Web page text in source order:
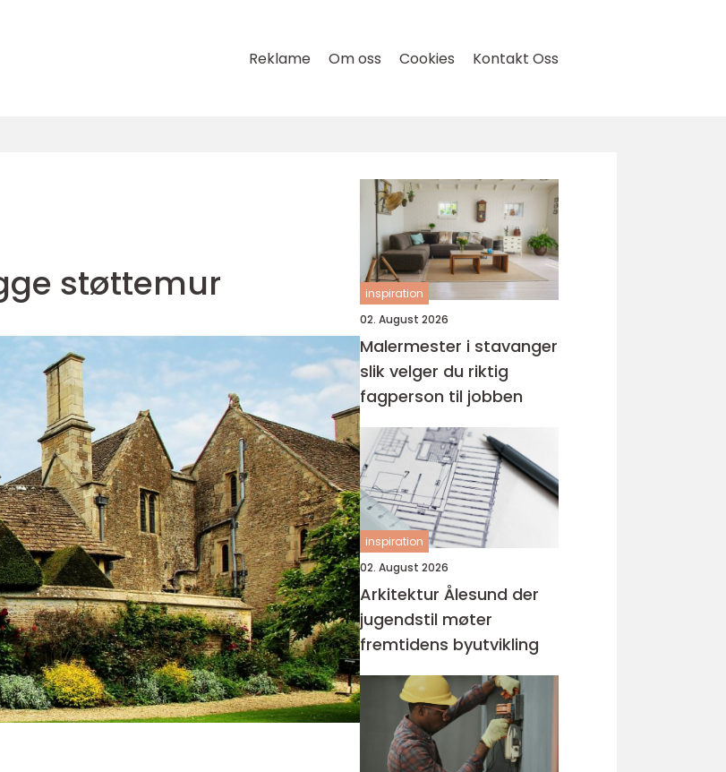
Reklame Om oss Cookies Kontakt Oss
støttemur
inspiration
02. August 2026
Malermester i stavanger
slik velger du riktig
fagperson til jobben
inspiration
02. August 2026
Arkitektur Ålesund der
jugendstil møter
fremtidens byutvikling